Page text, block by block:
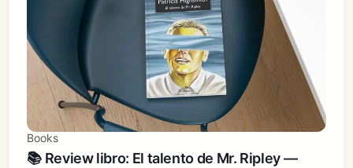
Books
📚 Review libro: El talento de Mr. Ripley —